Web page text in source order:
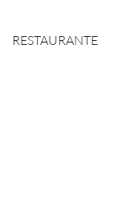
RESTAURANTE